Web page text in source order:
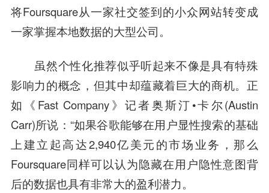
将Foursquare从一家社交签到的小众网站转变成
一家掌握本地数据的大型公司。
虽然个性化推荐似乎听起来不像是具有特殊
影响力的概念，但其中却蕴藏着巨大的商机。正
如《Fast Company》记者奥斯汀•卡尔(Austin
Carr)所说：“如果谷歌能够在用户显性搜索的基础
上建立起高达2,940亿美元的市场业务，那么
Foursquare同样可以认为隐藏在用户隐性意图背
后的数据也具有非常大的盈利潜力。